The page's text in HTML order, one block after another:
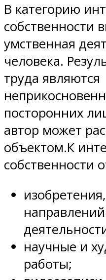
В категорию
собственности
умственная
человека.
труда являются
посторонних
автор может
объектом.К
собственности
научные и
работы;